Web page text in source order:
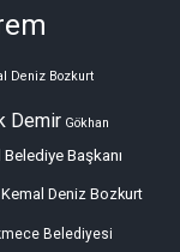
Deniz Bozkurt
Demir Gökhan
Başkanı
Kemal Deniz Bozkurt
Belediyesi